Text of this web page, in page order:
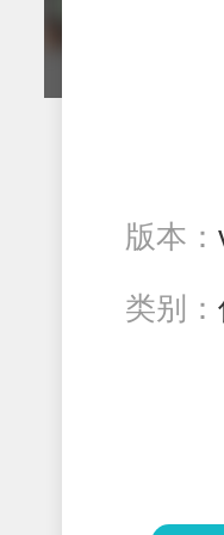
版本：
类别：